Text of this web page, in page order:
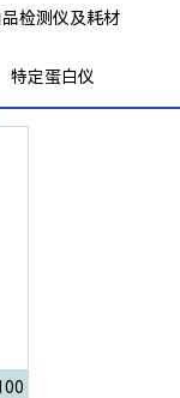
检测仪及耗材
特定蛋白仪